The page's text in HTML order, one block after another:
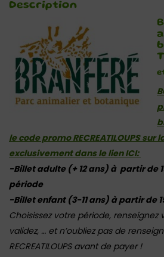
Description
le code promo RECREATILOUPS
exclusivement dans le lien ICI:
-Billet adulte (+ 12 ans) à partir de
période
-Billet enfant (3-11 ans) à partir de
Choisissez votre période, renseignez
validez, … et n’oubliez pas de
RECREATILOUPS avant de payer !